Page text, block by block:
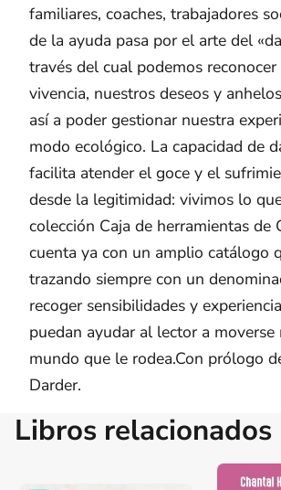
familiares, coaches, trabajadores
de la ayuda pasa por el arte del
través del cual podemos reconocer
vivencia, nuestros deseos y
así a poder gestionar nuestra
modo ecológico. La capacidad de
facilita atender el goce y el
desde la legitimidad: vivimos lo
colección Caja de herramientas de
cuenta ya con un amplio catálogo
trazando siempre con un
recoger sensibilidades y
puedan ayudar al lector a
mundo que le rodea.Con prólogo
Darder.
Libros relacionados